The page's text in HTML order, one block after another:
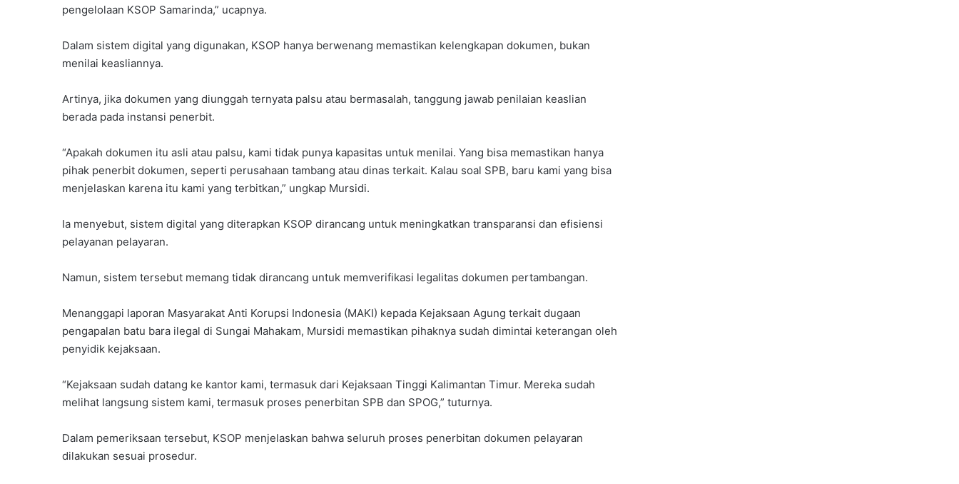
pengelolaan KSOP Samarinda,” ucapnya.
Dalam sistem digital yang digunakan, KSOP hanya berwenang memastikan kelengkapan dokumen, bukan
menilai keasliannya.
Artinya, jika dokumen yang diunggah ternyata palsu atau bermasalah, tanggung jawab penilaian keaslian
berada pada instansi penerbit.
“Apakah dokumen itu asli atau palsu, kami tidak punya kapasitas untuk menilai. Yang bisa memastikan hanya
pihak penerbit dokumen, seperti perusahaan tambang atau dinas terkait. Kalau soal SPB, baru kami yang bisa
menjelaskan karena itu kami yang terbitkan,” ungkap Mursidi.
Ia menyebut, sistem digital yang diterapkan KSOP dirancang untuk meningkatkan transparansi dan efisiensi
pelayanan pelayaran.
Namun, sistem tersebut memang tidak dirancang untuk memverifikasi legalitas dokumen pertambangan.
Menanggapi laporan Masyarakat Anti Korupsi Indonesia (MAKI) kepada Kejaksaan Agung terkait dugaan
pengapalan batu bara ilegal di Sungai Mahakam, Mursidi memastikan pihaknya sudah dimintai keterangan oleh
penyidik kejaksaan.
“Kejaksaan sudah datang ke kantor kami, termasuk dari Kejaksaan Tinggi Kalimantan Timur. Mereka sudah
melihat langsung sistem kami, termasuk proses penerbitan SPB dan SPOG,” tuturnya.
Dalam pemeriksaan tersebut, KSOP menjelaskan bahwa seluruh proses penerbitan dokumen pelayaran
dilakukan sesuai prosedur.